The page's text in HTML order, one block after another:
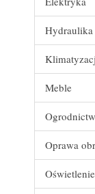
Hydraulika
Meble
Oprawa
Oświetlenie